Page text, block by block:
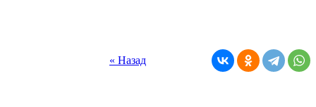
« Назад